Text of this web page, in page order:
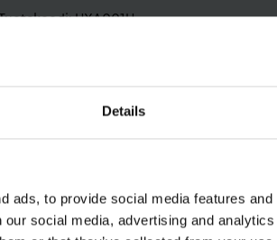
Details
ads, to provide social media features
social media, advertising and
HXA001H
200-240V AC
(x160-P160-x250-P250-x630-
3637330
200-240V AC